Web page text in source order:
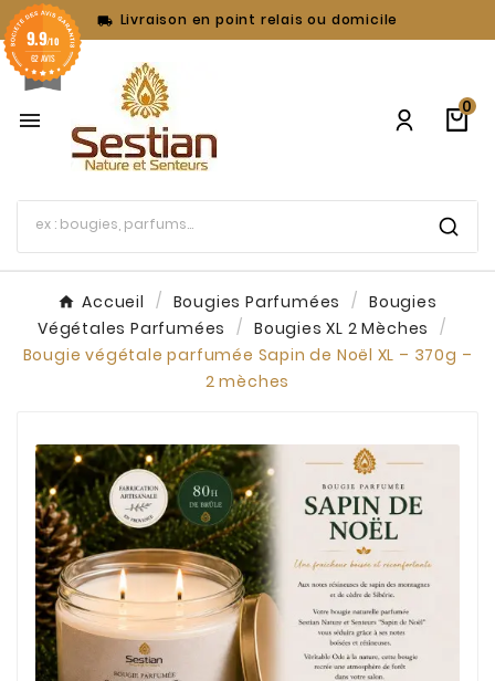
 Livraison en point relais ou domicile

0
Accueil Bougies Parfumées
Bougies
Végétales Parfumées
Bougies XL 2 Mèches
Bougie végétale parfumée Sapin de Noël XL – 370g –
2 mèches
9.9/10
62 AVIS